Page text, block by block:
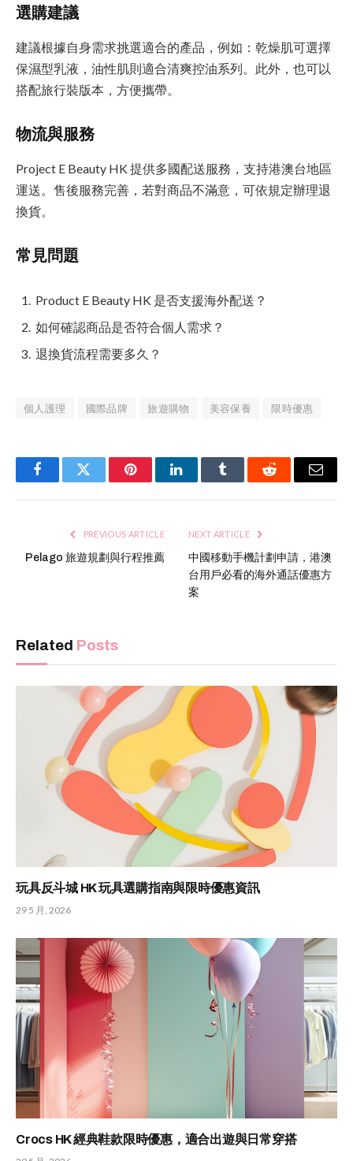
選購建議
建議根據自身需求挑選適合的產品，例如：乾燥肌可選擇
保濕型乳液，油性肌則適合清爽控油系列。此外，也可以
搭配旅行裝版本，方便攜帶。
物流與服務
Project E Beauty HK 提供多國配送服務，支持港澳台地區
運送。售後服務完善，若對商品不滿意，可依規定辦理退
換貨。
常見問題
Product E Beauty HK 是否支援海外配送？
如何確認商品是否符合個人需求？
退換貨流程需要多久？
個人護理 國際品牌 旅遊購物 美容保養 限時優惠
FacebookTwitter PinterestLinkedInTumblr Reddit Email
PREVIOUS ARTICLE
Pelago 旅遊規劃與行程推薦
NEXT ARTICLE
中國移動手機計劃申請，港澳
台用戶必看的海外通話優惠方
案
Related Posts
玩具反斗城 HK 玩具選購指南與限時優惠資訊
29 5 月, 2026
Crocs HK 經典鞋款限時優惠，適合出遊與日常穿搭